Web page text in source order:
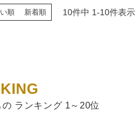
順 新着順 10件中 1-10件表示
ランキング 1～20位